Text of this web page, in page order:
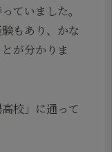
ていました。
もあり、かな
が分かりま
校」に通って